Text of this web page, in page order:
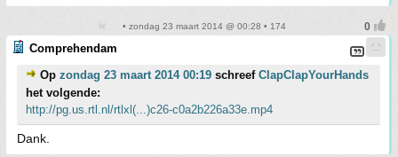
• zondag 23 maart 2014 @ 00:28 • 174
Comprehendam
Op zondag 23 maart 2014 00:19 schreef ClapClapYourHands
het volgende:
http://pg.us.rtl.nl/rtlxl(...)c26-c0a2b226a33e.mp4
Dank.